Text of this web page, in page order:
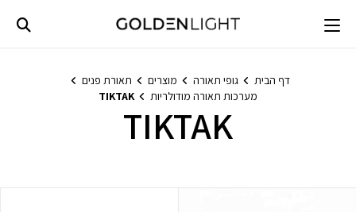
content
דף הבית גופי תאורה מוצרים
תאורת פנים
מערכות תאורה מודולריות
TIKTAK
TIKTAK